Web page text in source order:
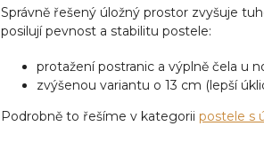
Správně řešený úložný prostor zvyšuje
posilují pevnost a stabilitu postele:
protažení postranic a výplně čela u
zvýšenou variantu o 13 cm (lepší
Podrobně to řešíme v kategorii postele s